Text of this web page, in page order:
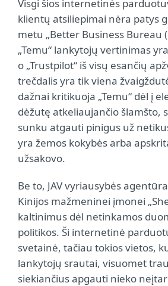
Visgi šios internetinės
klientų atsiliepimai nėra patys
metu „Better Business Bureau
„Temu“ lankytojų vertinimas
o „Trustpilot“ iš visų esančių
trečdalis yra tik viena
dažnai kritikuoja „Temu“ dėl į
dėžutę atkeliaujančio šlamšto,
sunku atgauti pinigus už
yra žemos kokybės arba
užsakovo.
Be to, JAV vyriausybės
Kinijos mažmeninei įmonei
kaltinimus dėl netinkamos
politikos. Ši internetinė
svetainė, tačiau tokios vietos,
lankytojų srautai, visuomet
siekiančius apgauti nieko